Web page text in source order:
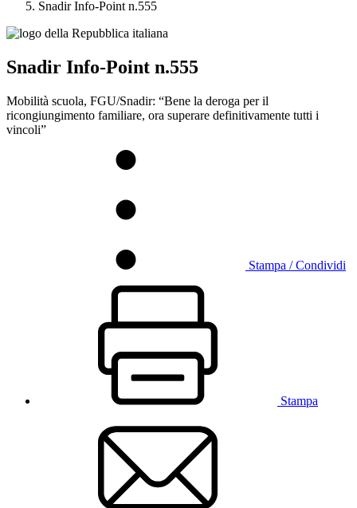
Snadir Info-Point n.555
Snadir Info-Point n.555
Mobilità scuola, FGU/Snadir: “Bene la deroga per il
ricongiungimento familiare, ora superare definitivamente tutti i
vincoli”
Stampa / Condividi
Stampa